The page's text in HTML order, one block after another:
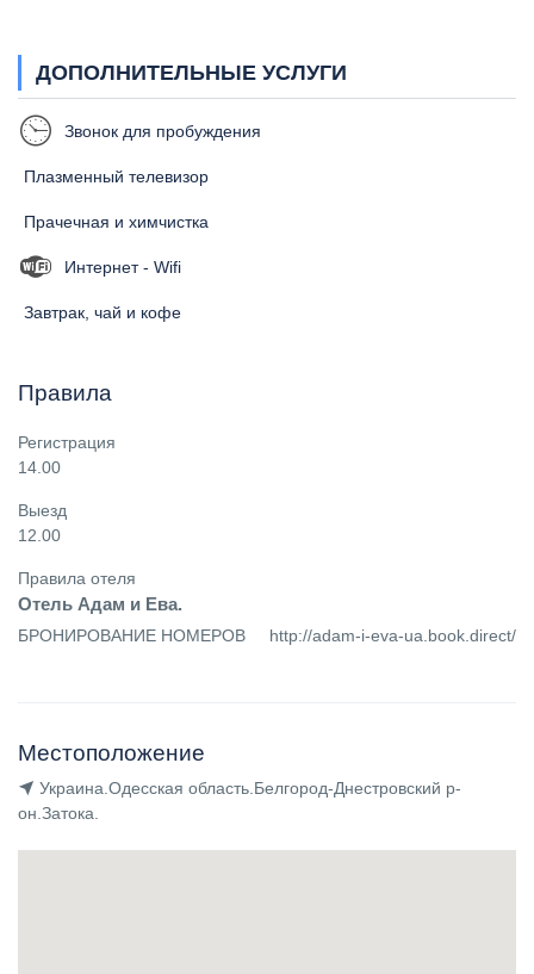
ДОПОЛНИТЕЛЬНЫЕ УСЛУГИ
Звонок для пробуждения
Плазменный телевизор
Прачечная и химчистка
Интернет - Wifi
Завтрак, чай и кофе
Правила
Регистрация
14.00
Выезд
12.00
Правила отеля
Отель Адам и Ева.
БРОНИРОВАНИЕ НОМЕРОВ     http://adam-i-eva-ua.book.direct/
Местоположение
Украина.Одесская область.Белгород-Днестровский р-
он.Затока.